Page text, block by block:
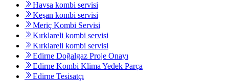
Havsa kombi servisi
Keşan kombi servisi
Meriç Kombi Servisi
Kırklareli kombi servisi
Kırklareli kombi servisi
Edirne Doğalgaz Proje Onayı
Edirne Kombi Klima Yedek Parça
Edirne Tesisatçı